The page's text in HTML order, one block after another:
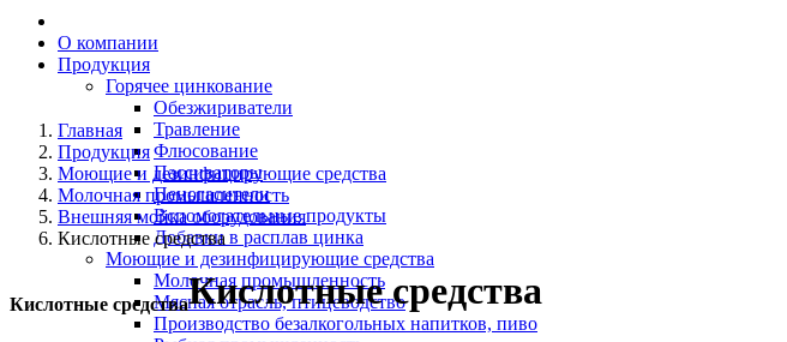
О компании
Продукция
Горячее цинкование
Обезжириватели
Травление
Флюсование
Пассиваторы
Пеногасители
Вспомогательные продукты
Добавки в расплав цинка
Моющие и дезинфицирующие средства
Молочная промышленность
Мясная отрасль, птицеводство
Производство безалкогольных напитков, пиво
Главная
Продукция
Моющие и дезинфицирующие средства
Молочная промышленность
Внешняя мойка оборудования
Кислотные средства
Кислотные средстваКислотные средства